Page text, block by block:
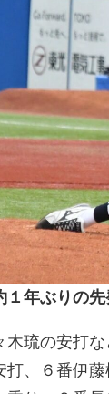
年ぶりの
木琉の安打
打、６番伊